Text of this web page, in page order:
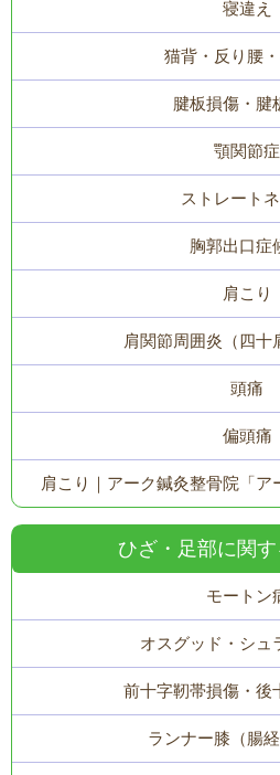
寝違え
猫背・反り腰
腱板損傷・腱
顎関節症
ストレート
胸郭出口症
肩こり
肩関節周囲炎（四十
頭痛
偏頭痛
肩こり｜アーク鍼灸整骨院「ア
ひざ・足部に関
モートン
オスグッド・シュ
前十字靭帯損傷・後
ランナー膝（腸経